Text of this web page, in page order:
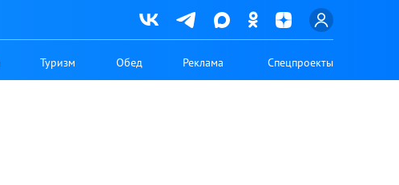
Туризм Обед Реклама Спецпроекты